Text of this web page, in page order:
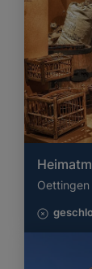
Oettingen